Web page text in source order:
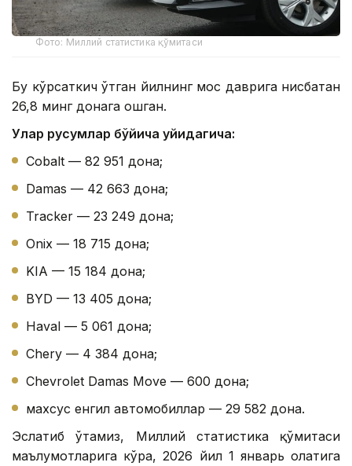
Фото: Миллий статистика қўмитаси
Бу кўрсаткич ўтган йилнинг мос даврига нисбатан
26,8 минг донага ошган.
Улар русумлар бўйича қуйидагича:
Cobalt — 82 951 дона;
Damas — 42 663 дона;
Tracker — 23 249 дона;
Onix — 18 715 дона;
KIA — 15 184 дона;
BYD — 13 405 дона;
Haval — 5 061 дона;
Chery — 4 384 дона;
Chevrolet Damas Move — 600 дона;
махсус енгил автомобиллар — 29 582 дона.
Эслатиб ўтамиз, Миллий статистика қўмитаси
маълумотларига кўра, 2026 йил 1 январь ҳолатига